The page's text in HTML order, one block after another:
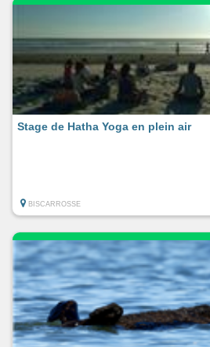
Stage de Hatha Yoga en plein air
BISCARROSSE